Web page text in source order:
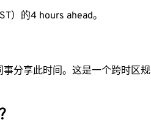
）的4 hours ahead。
事分享此时间。这是一个跨时区规